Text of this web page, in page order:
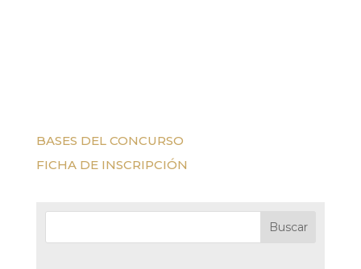
BASES DEL CONCURSO
FICHA DE INSCRIPCIÓN
Buscar